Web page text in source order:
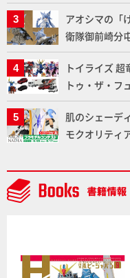
りに!!【試し
アオシマの「
衛隊御前崎分
た「おまねこ
通常版の2ラ
トイライズ
トゥ・ザ・フ
ラトミーの注
NEWITEM】
肌のシェーデ
モクオリティ
デルコンテス
中】